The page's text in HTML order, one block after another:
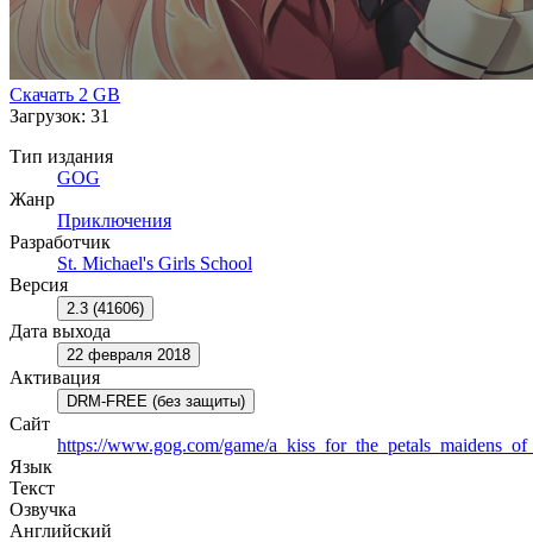
Скачать 2 GB
Загрузок: 31
Тип издания
GOG
Жанр
Приключения
Разработчик
St. Michael's Girls School
Версия
2.3 (41606)
Дата выхода
22 февраля 2018
Активация
DRM-FREE (без защиты)
Сайт
https://www.gog.com/game/
Язык
Текст
Озвучка
Английский